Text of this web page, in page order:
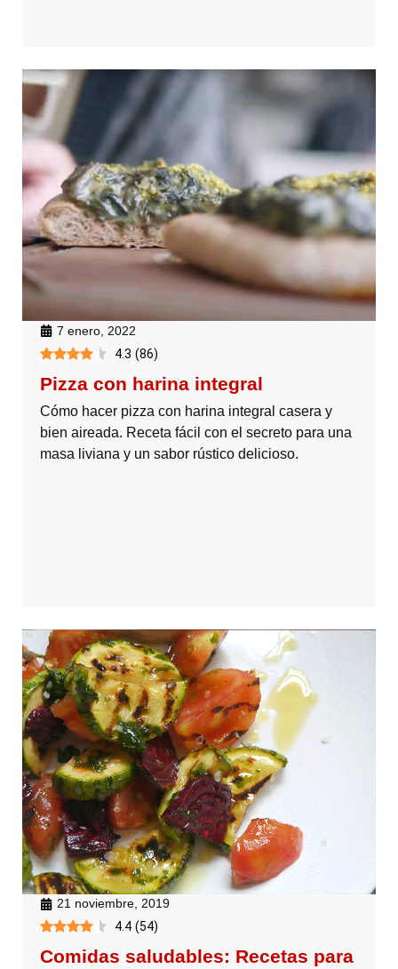
7 enero, 2022
4.3 (86)
Pizza con harina integral
Cómo hacer pizza con harina integral casera y
bien aireada. Receta fácil con el secreto para una
masa liviana y un sabor rústico delicioso.
21 noviembre, 2019
4.4 (54)
Comidas saludables: Recetas para